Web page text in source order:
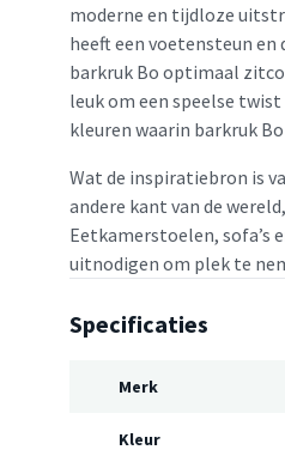
moderne en tijdloze
heeft een voetensteun
barkruk Bo optimaal
leuk om een speelse
kleuren waarin barkruk
Wat de inspiratiebron is
andere kant van de
Eetkamerstoelen, sofa’s
uitnodigen om plek te
Specificaties
Merk
Kleur